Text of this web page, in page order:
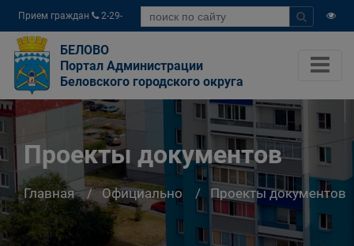
Прием граждан
2-29-
04
БЕЛОВО
Портал Администрации
Беловского городского округа
Проекты документов
Главная Официально Проекты документов